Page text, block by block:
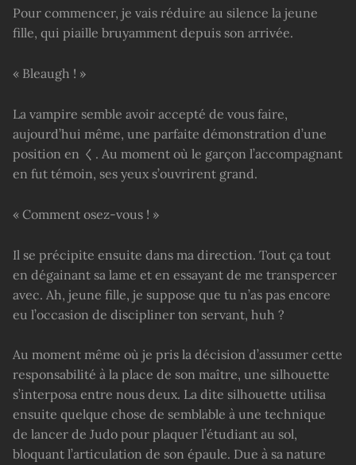
Pour commencer, je vais réduire au silence la jeune
fille, qui piaille bruyamment depuis son arrivée.
« Bleaugh ! »
La vampire semble avoir accepté de vous faire,
aujourd’hui même, une parfaite démonstration d’une
position en く. Au moment où le garçon l’accompagnant
en fut témoin, ses yeux s’ouvrirent grand.
« Comment osez-vous ! »
Il se précipite ensuite dans ma direction. Tout ça tout
en dégainant sa lame et en essayant de me transpercer
avec. Ah, jeune fille, je suppose que tu n’as pas encore
eu l’occasion de discipliner ton servant, huh ?
Au moment même où je pris la décision d’assumer cette
responsabilité à la place de son maître, une silhouette
s’interposa entre nous deux. La dite silhouette utilisa
ensuite quelque chose de semblable à une technique
de lancer de Judo pour plaquer l’étudiant au sol,
bloquant l’articulation de son épaule. Due à sa nature